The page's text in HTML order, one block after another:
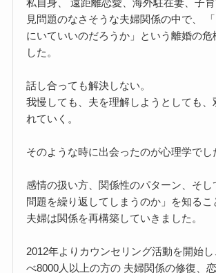
私自身、 遠距離恋愛、海外駐在妻、子
見問題のなさそうな夫婦関係の中で、
にいていいのだろうか」という離婚の危
した。
話し合っても解決しない。
我慢しても、夫を理解しようとしても、
れていく。
そのような時に出会ったのが心理学でし
感情の扱い方、関係性のパターン、そし
問題を繰り返してしまうのか」を知るこ
夫婦は関係を再構築していきました。
2012年よりカウンセリング活動を開始
べ8000人以上の方の 夫婦関係の修復、